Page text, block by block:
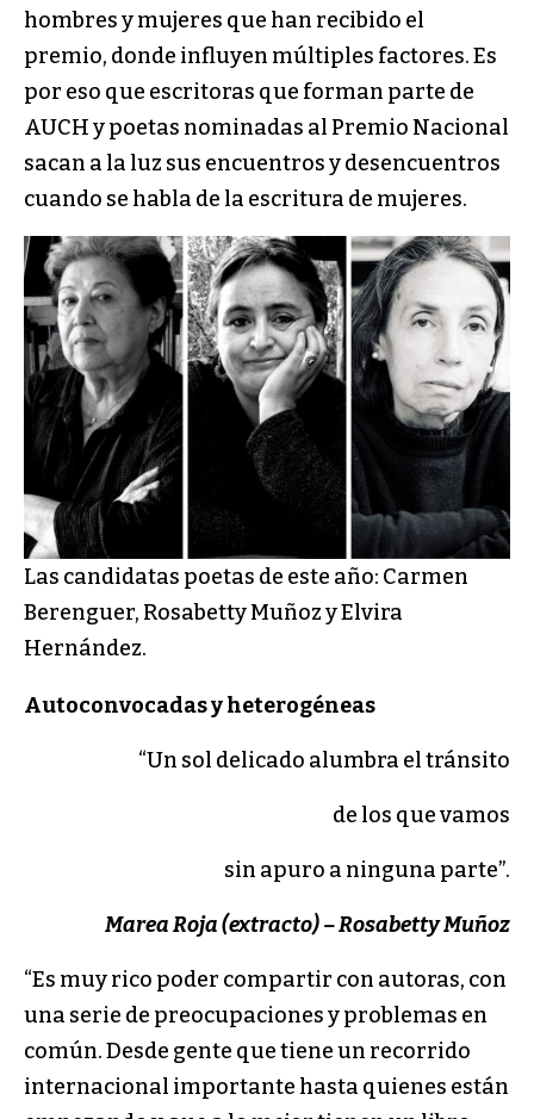
hombres y mujeres que han recibido el
premio, donde influyen múltiples factores. Es
por eso que escritoras que forman parte de
AUCH y poetas nominadas al Premio Nacional
sacan a la luz sus encuentros y desencuentros
cuando se habla de la escritura de mujeres.
Las candidatas poetas de este año: Carmen
Berenguer, Rosabetty Muñoz y Elvira
Hernández.
Autoconvocadas y heterogéneas
“Un sol delicado alumbra el tránsito
de los que vamos
sin apuro a ninguna parte”.
Marea Roja (extracto) – Rosabetty Muñoz
“Es muy rico poder compartir con autoras, con
una serie de preocupaciones y problemas en
común. Desde gente que tiene un recorrido
internacional importante hasta quienes están